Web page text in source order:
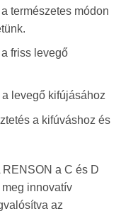
természetes módon
friss levegő
levegő kifújásához
a kifúváshoz és
RENSON a C és D
innovatív
az